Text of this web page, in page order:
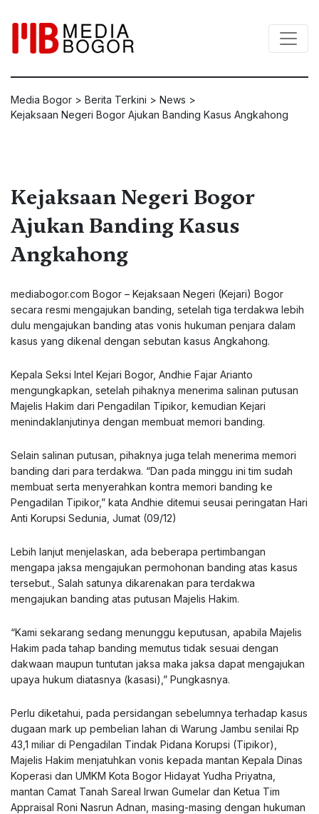
Media Bogor > Berita Terkini > News >
Kejaksaan Negeri Bogor Ajukan Banding Kasus Angkahong
Kejaksaan Negeri Bogor
Ajukan Banding Kasus
Angkahong
mediabogor.com Bogor – Kejaksaan Negeri (Kejari) Bogor
secara resmi mengajukan banding, setelah tiga terdakwa lebih
dulu mengajukan banding atas vonis hukuman penjara dalam
kasus yang dikenal dengan sebutan kasus Angkahong.
Kepala Seksi Intel Kejari Bogor, Andhie Fajar Arianto
mengungkapkan, setelah pihaknya menerima salinan putusan
Majelis Hakim dari Pengadilan Tipikor, kemudian Kejari
menindaklanjutinya dengan membuat memori banding.
Selain salinan putusan, pihaknya juga telah menerima memori
banding dari para terdakwa. “Dan pada minggu ini tim sudah
membuat serta menyerahkan kontra memori banding ke
Pengadilan Tipikor,” kata Andhie ditemui seusai peringatan Hari
Anti Korupsi Sedunia, Jumat (09/12)
Lebih lanjut menjelaskan, ada beberapa pertimbangan
mengapa jaksa mengajukan permohonan banding atas kasus
tersebut., Salah satunya dikarenakan para terdakwa
mengajukan banding atas putusan Majelis Hakim.
“Kami sekarang sedang menunggu keputusan, apabila Majelis
Hakim pada tahap banding memutus tidak sesuai dengan
dakwaan maupun tuntutan jaksa maka jaksa dapat mengajukan
upaya hukum diatasnya (kasasi),” Pungkasnya.
Perlu diketahui, pada persidangan sebelumnya terhadap kasus
dugaan mark up pembelian lahan di Warung Jambu senilai Rp
43,1 miliar di Pengadilan Tindak Pidana Korupsi (Tipikor),
Majelis Hakim menjatuhkan vonis kepada mantan Kepala Dinas
Koperasi dan UMKM Kota Bogor Hidayat Yudha Priyatna,
mantan Camat Tanah Sareal Irwan Gumelar dan Ketua Tim
Appraisal Roni Nasrun Adnan, masing-masing dengan hukuman